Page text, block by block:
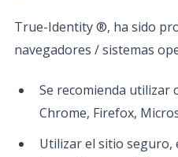
True-Identity ®, ha sido
navegadores / sistemas
Se recomienda utilizar
Chrome, Firefox,
Utilizar el sitio seguro,